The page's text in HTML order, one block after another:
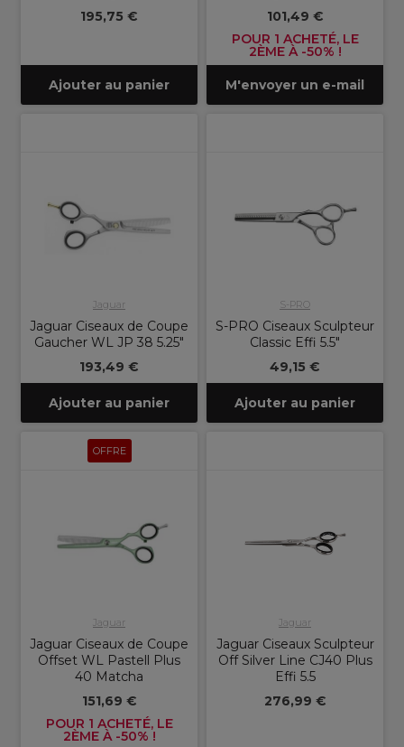
195,75 €
Ajouter au panier
101,49 €
POUR 1 ACHETÉ, LE
2ÈME À -50% !
M'envoyer un e-mail
Jaguar
Jaguar Ciseaux de Coupe
Gaucher WL JP 38 5.25"
193,49 €
Ajouter au panier
S-PRO
S-PRO Ciseaux Sculpteur
Classic Effi 5.5"
49,15 €
Ajouter au panier
OFFRE
Jaguar
Jaguar Ciseaux de Coupe
Offset WL Pastell Plus
40 Matcha
151,69 €
POUR 1 ACHETÉ, LE
2ÈME À -50% !
Jaguar
Jaguar Ciseaux Sculpteur
Off Silver Line CJ40 Plus
Effi 5.5
276,99 €